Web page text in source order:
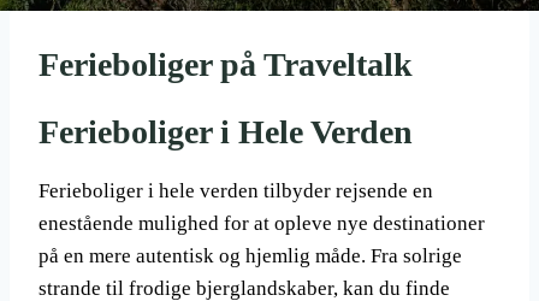
Ferieboliger på Traveltalk
Ferieboliger i Hele Verden
Ferieboliger i hele verden tilbyder rejsende en
enestående mulighed for at opleve nye destinationer
på en mere autentisk og hjemlig måde. Fra solrige
strande til frodige bjerglandskaber, kan du finde